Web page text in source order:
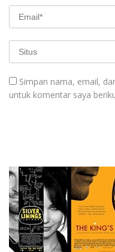
Simpan nama, email,
untuk komentar saya